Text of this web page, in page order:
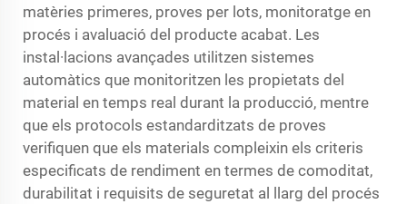
matèries primeres, proves per lots, monitoratge en
procés i avaluació del producte acabat. Les
instal·lacions avançades utilitzen sistemes
automàtics que monitoritzen les propietats del
material en temps real durant la producció, mentre
que els protocols estandarditzats de proves
verifiquen que els materials compleixin els criteris
especificats de rendiment en termes de comoditat,
durabilitat i requisits de seguretat al llarg del procés